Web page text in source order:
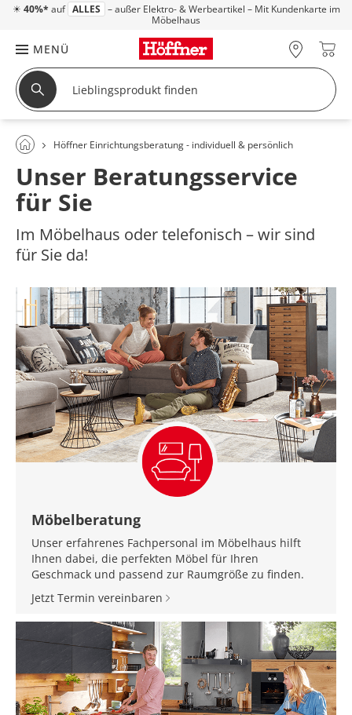
☀ 40%* auf ALLES – außer Elektro- & Werbeartikel – Mit Kundenkarte im
Möbelhaus
MENÜ
Höffner Einrichtungsberatung - individuell & persönlich
Unser Beratungsservice
für Sie
Im Möbelhaus oder telefonisch – wir sind
für Sie da!
Möbelberatung
Unser erfahrenes Fachpersonal im Möbelhaus hilft
Ihnen dabei, die perfekten Möbel für Ihren
Geschmack und passend zur Raumgröße zu finden.
Jetzt Termin vereinbaren